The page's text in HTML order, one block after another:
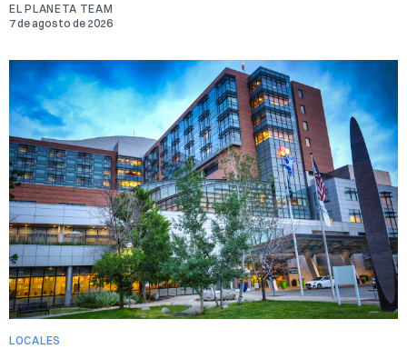
EL PLANETA TEAM
7 de agosto de 2026
LOCALES